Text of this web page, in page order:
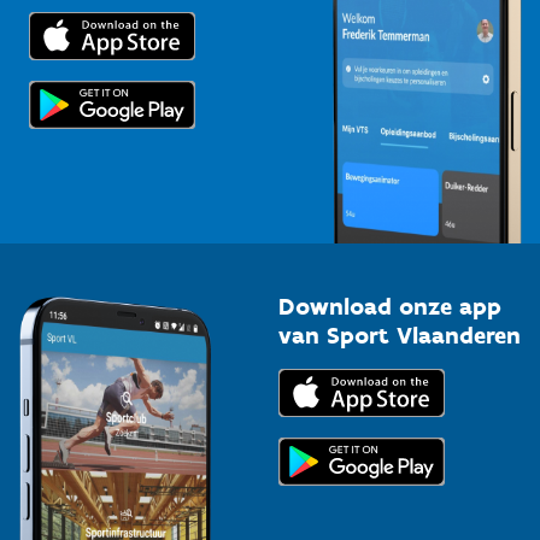
Trainers en begeleiders
Topsporters
Voor de pers
Download onze app
van Sport Vlaanderen